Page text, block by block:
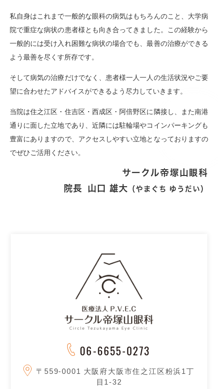
私自身はこれまで一般的な眼科の病気はもちろんのこと、大学病
院で重症な病状の患者様とも向き合ってきました。この経験から
一般的には受け入れ困難な病状の場合でも、最善の治療ができる
よう最善を尽くす所存です。
そして病気の治療だけでなく、患者様一人一人の生活状況やご要
望に合わせたアドバイスができるよう尽力していきます。
当院は住之江区・住吉区・西成区・阿倍野区に隣接し、また南港
通りに面した立地であり、近隣には駐輪場やコインパーキングも
豊富にありますので、アクセスしやすい立地となっておりますの
でぜひご活用ください。
サークル帝塚山眼科
院長
山口 雄大 （やまぐち ゆうだい）
06-6655-0273
〒559-0001 大阪府大阪市住之江区粉浜1丁
目1-32